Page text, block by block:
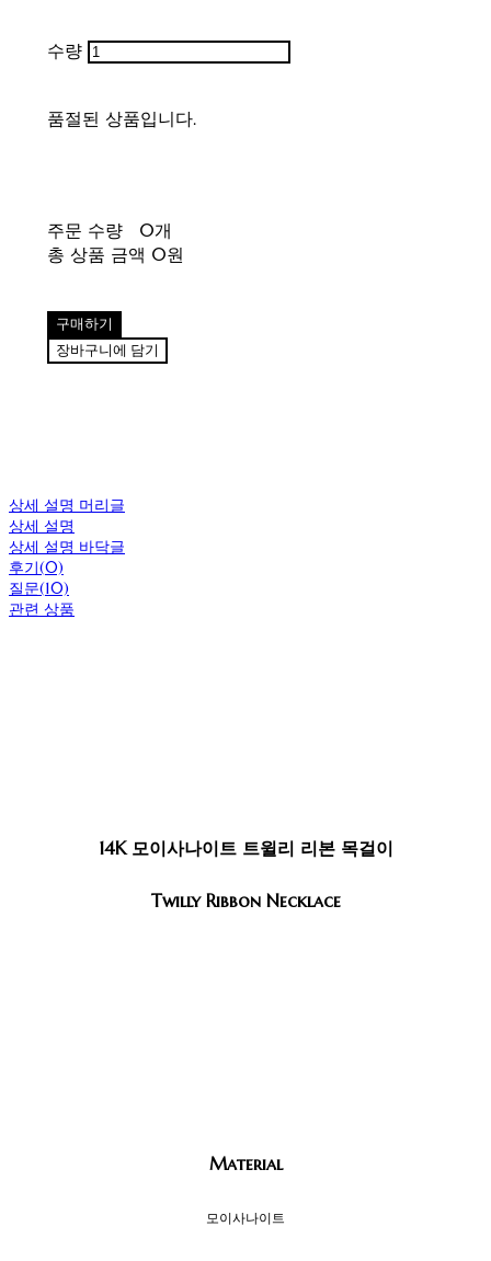
수량
품절된 상품입니다.
주문 수량
0개
총 상품 금액 0원
구매하기
장바구니에 담기
상세 설명 머리글
상세 설명
상세 설명 바닥글
후기(0)
질문(10)
관련 상품
14K 모이사나이트 트윌리 리본 목걸이
Twilly Ribbon Necklace
Material
모이사나이트